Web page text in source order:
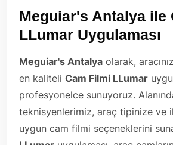
Meguiar's Antalya ile
LLumar Uygulaması
Meguiar's Antalya olarak,
en kaliteli Cam Filmi LLumar
profesyonelce sunuyoruz.
teknisyenlerimiz, araç tipinize ve
uygun cam filmi seçeneklerini